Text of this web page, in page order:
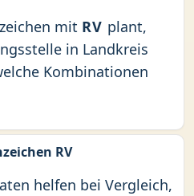
mit RV plant,
in Landkreis
Kombinationen
RV
helfen bei Vergleich,